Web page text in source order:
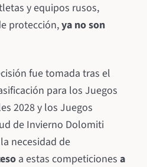
y equipos rusos,
protección,ya no son
fue tomada tras el
para los Juegos
2028 y los Juegos
de Invierno Dolomiti
necesidad de
a estas competiciones a